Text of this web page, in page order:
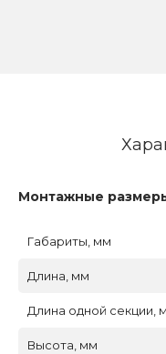
Монтажные
Габариты, мм
Длина, мм
Длина одной секции,
Высота, мм